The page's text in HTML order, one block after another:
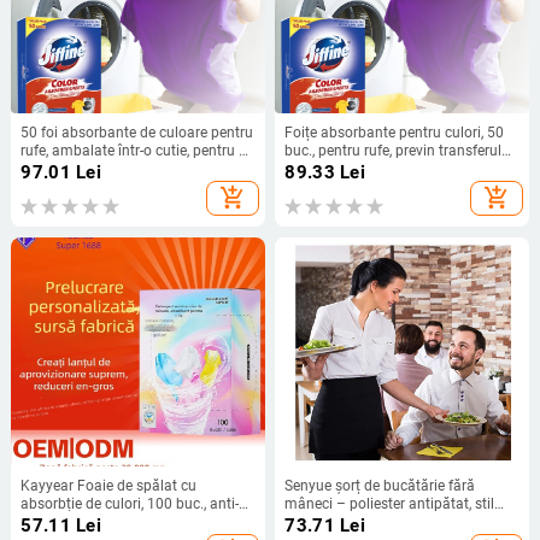
50 foi absorbante de culoare pentru
rufe, ambalate într-o cutie, pentru a
preveni transferul de culoare
97.01 Lei
add_shopping_cart
Foițe absorbante pentru culori, 50
buc., pentru rufe, previn transferul
de culoare și colorarea
89.33 Lei
add_shopping_cart
Kayyear Foaie de spălat cu
absorbție de culori, 100 buc., anti-
transfer de culoare pentru haine, foi
57.11 Lei
Senyue șorț de bucătărie fără
mâneci – poliester antipătat, stil
modern minimalist
73.71 Lei